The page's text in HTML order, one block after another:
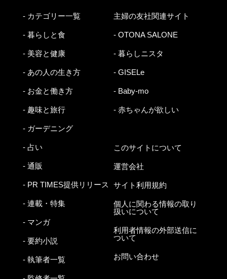
- カテゴリー一覧
- 暮らしと食
- 美容と健康
- あの人の生き方
- お金と働き方
- 趣味と旅行
- ガーデニング
- 占い
- 通販
- PR TIMES提供リリース
- 連載・特集
- マンガ
- 要約小説
- 執筆者一覧
主婦の友社関連サイト
- OTONA SALONE
- 暮らしニスタ
- GISELe
- Baby-mo
- 赤ちゃんが欲しい
このサイトについて
運営会社
サイト利用規約
個人に関わる情報の取り
扱いについて
利用者情報の外部送信に
ついて
お問い合わせ